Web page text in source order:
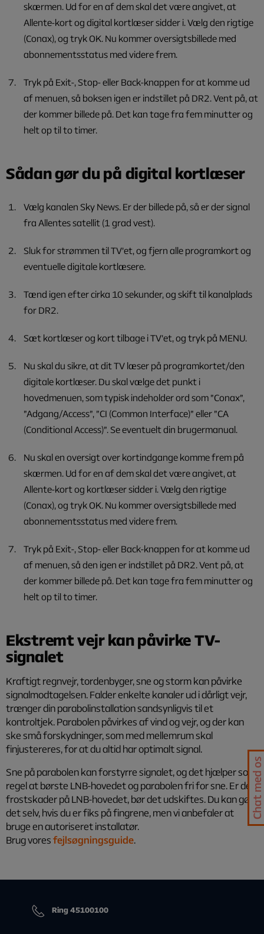
skærmen. Ud for en af dem skal det være angivet, at
Allente-kort og digital kortlæser sidder i. Vælg den rigtige
(Conax), og tryk OK. Nu kommer oversigtsbillede med
abonnementsstatus med videre frem.
Tryk på Exit-, Stop- eller Back-knappen for at komme ud
af menuen, så boksen igen er indstillet på DR2. Vent på, at
der kommer billede på. Det kan tage fra fem minutter og
helt op til to timer.
Sådan gør du på digital kortlæser
Vælg kanalen Sky News. Er der billede på, så er der signal
fra Allentes satellit (1 grad vest).
Sluk for strømmen til TV’et, og fjern alle programkort og
eventuelle digitale kortlæsere.
Tænd igen efter cirka 10 sekunder, og skift til kanalplads
for DR2.
Sæt kortlæser og kort tilbage i TV’et, og tryk på MENU.
Nu skal du sikre, at dit TV læser på programkortet/den
digitale kortlæser. Du skal vælge det punkt i
hovedmenuen, som typisk indeholder ord som ”Conax”,
”Adgang/Access”, ”CI (Common Interface)” eller ”CA
(Conditional Access)”. Se eventuelt din brugermanual.
Nu skal en oversigt over kortindgange komme frem på
skærmen. Ud for en af dem skal det være angivet, at
Allente-kort og kortlæser sidder i. Vælg den rigtige
(Conax), og tryk OK. Nu kommer oversigtsbillede med
abonnementsstatus med videre frem.
Tryk på Exit-, Stop- eller Back-knappen for at komme ud
af menuen, så den igen er indstillet på DR2. Vent på, at
der kommer billede på. Det kan tage fra fem minutter og
helt op til to timer.
Ekstremt vejr kan påvirke TV-
signalet
Kraftigt regnvejr, tordenbyger, sne og storm kan påvirke
signalmodtagelsen. Falder enkelte kanaler ud i dårligt vejr,
trænger din parabolinstallation sandsynligvis til et
kontroltjek. Parabolen påvirkes af vind og vejr, og der kan
ske små forskydninger, som med mellemrum skal
finjustereres, for at du altid har optimalt signal.
Sne på parabolen kan forstyrre signalet, og det hjælper som
regel at børste LNB-hovedet og parabolen fri for sne. Er der
frostskader på LNB-hovedet, bør det udskiftes. Du kan gøre
det selv, hvis du er fiks på fingrene, men vi anbefaler at
bruge en autoriseret installatør.
Brug voresfejlsøgningsguide.
Ring 45100100
Chat med os